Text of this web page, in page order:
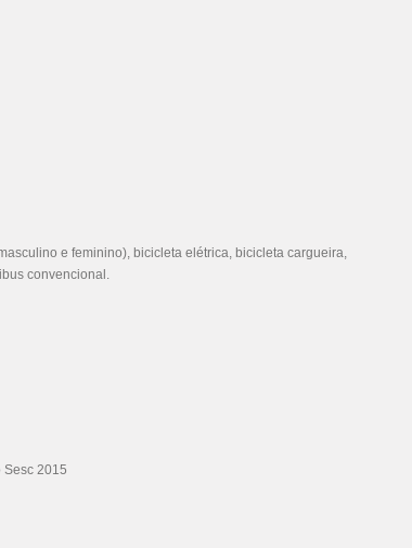
e feminino), bicicleta elétrica, bicicleta cargueira,
convencional.
2015